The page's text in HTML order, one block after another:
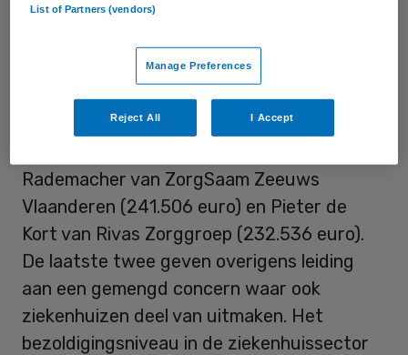
Mariënstaete-Valent. In 2010 bedroeg zijn
bruto inkomen volgens de vakbond ruim 287
duizend euro. Andere grootverdieners zijn
volgens de vakbond Cas Kruidenberg van
ZuweZorg (286.760 euro), Eelco Damen
Rademacher van ZorgSaam Zeeuws
Vlaanderen (241.506 euro) en Pieter de
Kort van Rivas Zorggroep (232.536 euro).
De laatste twee geven overigens leiding
aan een gemengd concern waar ook
ziekenhuizen deel van uitmaken. Het
bezoldigingsniveau in de ziekenhuissector
List of Partners (vendors)
Manage Preferences
Reject All I Accept